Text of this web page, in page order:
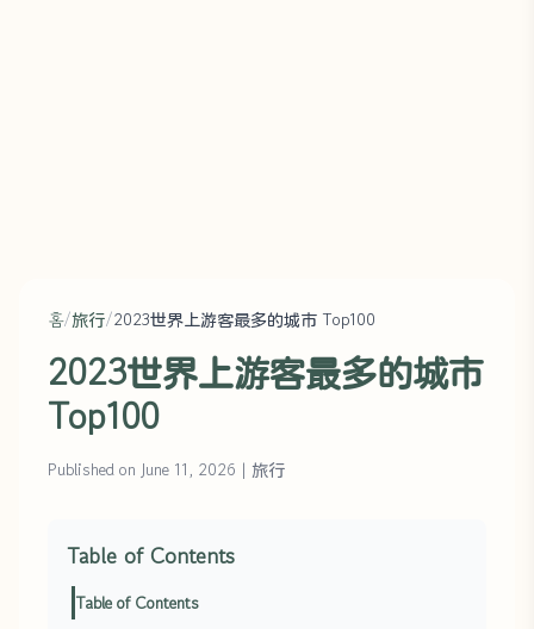
홈/旅行/2023世界上游客最多的城市 Top100
2023世界上游客最多的城市
Top100
Published on June 11, 2026 | 旅行
Table of Contents
Table of Contents